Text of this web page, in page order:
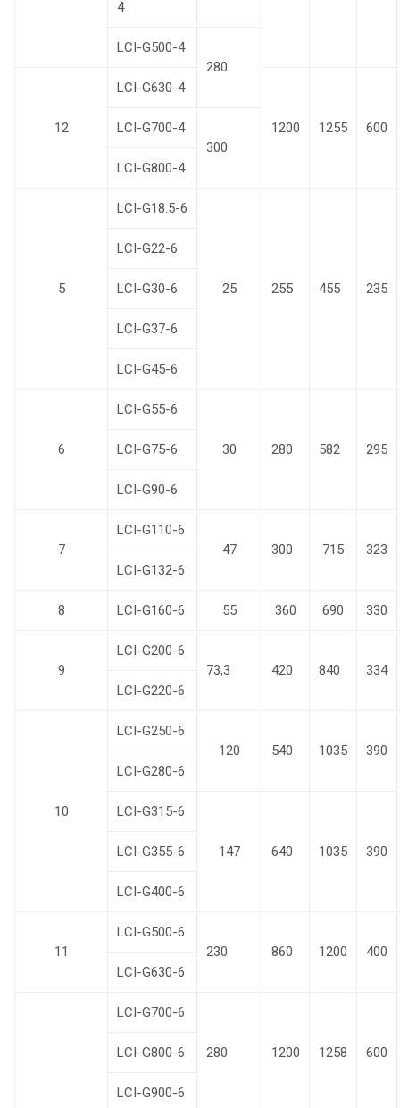
4
LCI-G500-4
280
12
LCI-G630-4
1200 1255 600
LCI-G700-4
300
LCI-G800-4
5
LCI-G18.5-6
25 255 455 235
LCI-G22-6
LCI-G30-6
LCI-G37-6
LCI-G45-6
6
LCI-G55-6
30 280 582 295
LCI-G75-6
LCI-G90-6
7
LCI-G110-6
47
300 715
323
LCI-G132-6
8 LCI-G160-6 55 360 690 330
9
LCI-G200-6
73,3
420 840
334
LCI-G220-6
10
LCI-G250-6
120
540 1035
390
LCI-G280-6
LCI-G315-6
147 640 1035 390
LCI-G355-6
LCI-G400-6
11
LCI-G500-6
230
860 1200
400
LCI-G630-6
LCI-G700-6
280 1200 1258 600
LCI-G800-6
LCI-G900-6